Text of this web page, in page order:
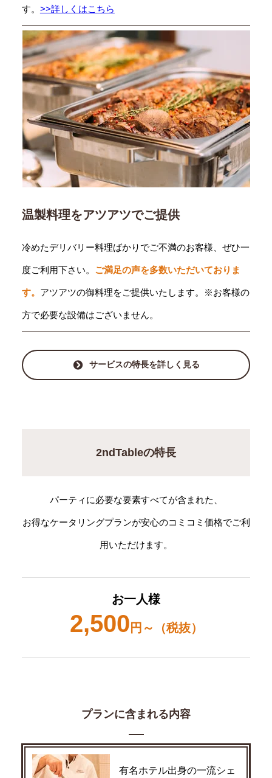
す。 >>詳しくはこちら
温製料理をアツアツでご提供
冷めたデリバリー料理ばかりでご不満のお客様、ぜひ一
度ご利用下さい。 ご満足の声を多数いただいておりま
す。 アツアツの御料理をご提供いたします。※お客様の
方で必要な設備はございません。
サービスの特長を詳しく見る
2ndTableの特長
パーティに必要な要素すべてが含まれた、
お得なケータリングプランが安心のコミコミ価格でご利
用いただけます。
お一人様
2,500 円～（税抜）
プランに含まれる内容
有名ホテル出身の一流シェ